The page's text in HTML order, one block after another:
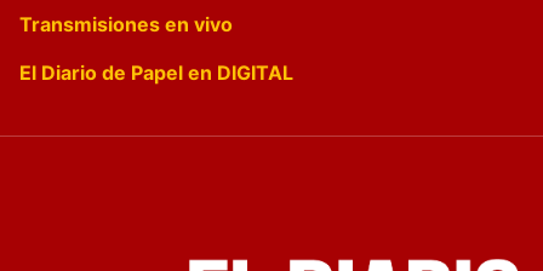
Transmisiones en vivo
El Diario de Papel en DIGITAL